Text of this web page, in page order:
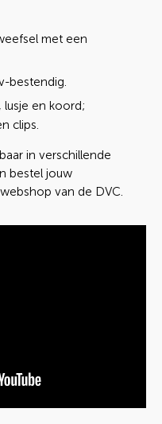
met een
bestendig.
en koord;
clips.
in verschillende
bestel jouw
van de DVC.